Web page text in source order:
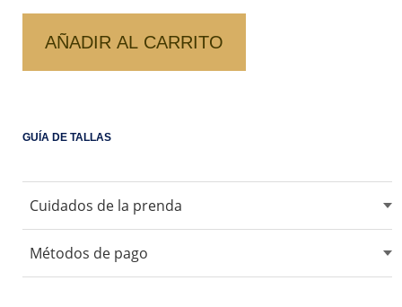
AÑADIR AL CARRITO
GUÍA DE TALLAS
Cuidados de la prenda
No usar maquina secadora.
Métodos de pago